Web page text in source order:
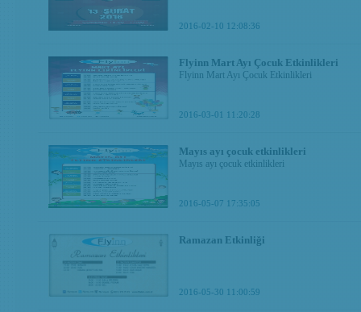
2016-02-10 12:08:36
Flyinn Mart Ayı Çocuk Etkinlikleri
Flyinn Mart Ayı Çocuk Etkinlikleri
2016-03-01 11:20:28
Mayıs ayı çocuk etkinlikleri
Mayıs ayı çocuk etkinlikleri
2016-05-07 17:35:05
Ramazan Etkinliği
2016-05-30 11:00:59